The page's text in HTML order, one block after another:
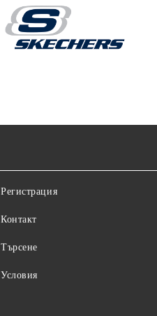
Регистрация
Контакт
Търсене
Условия